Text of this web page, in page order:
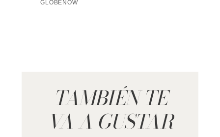
TAMBIÉN TE
VA A GUSTAR